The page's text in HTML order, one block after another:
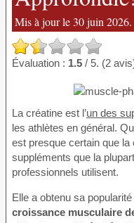
Mis à jour le 30 juin 2026.
Évaluation : 1.5 / 5. (2
La créatine est l’un des
les athlètes en général.
est presque certain que
suppléments que la
professionnels utilisent.
Elle a obtenu sa popularité
croissance musculaire